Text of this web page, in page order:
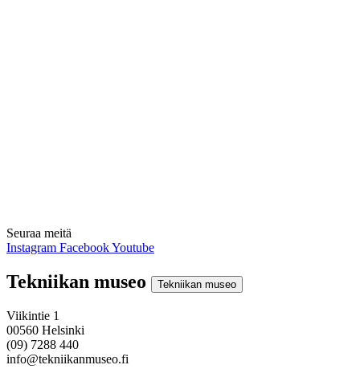
Seuraa meitä
Instagram FacebookYoutube
Tekniikan museo Tekniikan museo
Viikintie 1
00560 Helsinki
(09) 7288 440
info@tekniikanmuseo.fi